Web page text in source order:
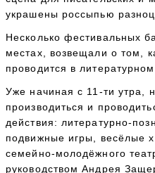
украшены россыпью
Несколько фестивальных
местах, возвещали о том,
проводится в
Уже начиная с 11-ти утра,
производиться и
действия: литературно-
подвижные игры, весёлые
семейно-молодёжного
руководством Андрея